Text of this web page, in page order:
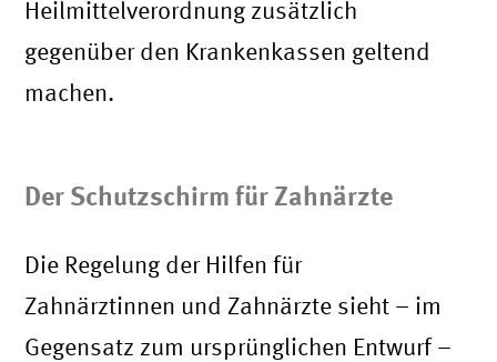
Heilmittelverordnung zusätzlich
gegenüber den Krankenkassen geltend
machen.
Der Schutzschirm für Zahnärzte
Die Regelung der Hilfen für
Zahnärztinnen und Zahnärzte sieht – im
Gegensatz zum ursprünglichen Entwurf –